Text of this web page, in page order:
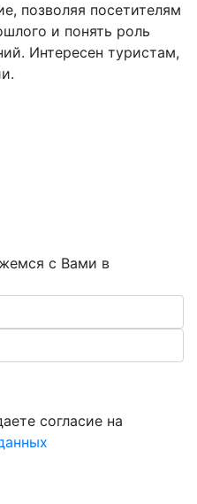
позволяя посетителям
и понять роль
Интересен туристам,
с Вами в
согласие на